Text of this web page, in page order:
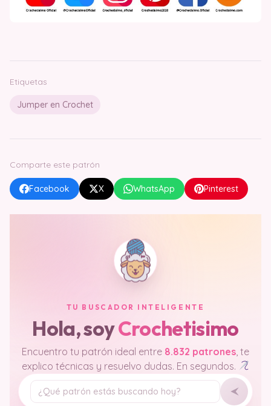
Etiquetas
Jumper en Crochet
Comparte este patrón
Facebook X WhatsApp Pinterest
TU BUSCADOR INTELIGENTE
Hola, soyCrochetisimo
Encuentro tu patrón ideal entre 8.832 patrones , te
explico técnicas y resuelvo dudas. En segundos.
Tu pregunta